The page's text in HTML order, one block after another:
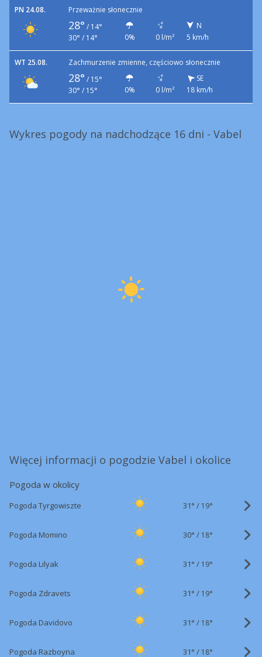
PN 24.08. Przeważnie słonecznie
28° / 14°
30° / 14°
0% 0 l/m²
N
5 km/h
WT 25.08. Zachmurzenie zmienne, częściowo słonecznie
28° / 15°
30° / 15°
0% 0 l/m²
SE
18 km/h
Wykres pogody na nadchodzące 16 dni - Vabel
Więcej informacji o pogodzie Vabel i okolice
Pogoda w okolicy
Pogoda Tyrgowiszte 31° / 19°
Pogoda Momino 30° / 18°
Pogoda Lilyak 31° / 19°
Pogoda Zdravets 31° / 19°
Pogoda Davidovo 31° / 18°
Pogoda Razboyna 31° / 18°